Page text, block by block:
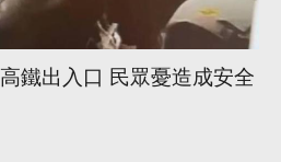
鐵出入口 民眾憂造成安全